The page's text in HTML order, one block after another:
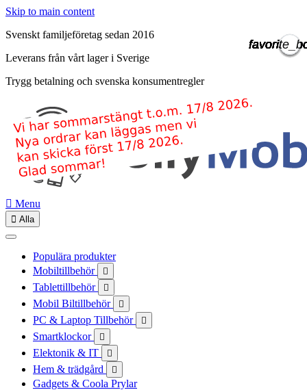
Skip to main content
Svenskt familjeföretag sedan 2016
Leverans från vårt lager i Sverige
Trygg betalning och svenska konsumentregler
 Menu
 Alla
Populära produkter
Mobiltillbehör

Tablettillbehör 
Mobil Biltillbehör 
PC & Laptop Tillbehör 
Smartklockor 
Elektonik & IT 
Hem & trädgård 
Gadgets & Coola Prylar